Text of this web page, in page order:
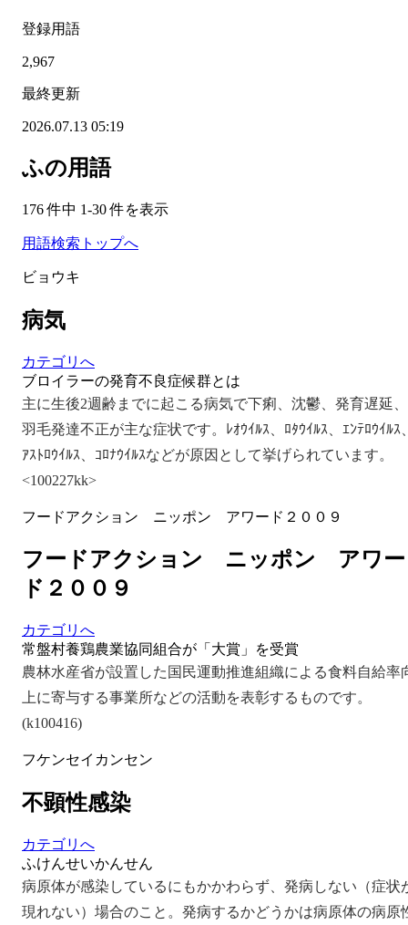
登録用語
2,967
最終更新
2026.07.13 05:19
ふの用語
176 件中 1-30 件を表示
用語検索トップへ
ビョウキ
病気
カテゴリへ
ブロイラーの発育不良症候群とは
主に生後2週齢までに起こる病気で下痢、沈鬱、発育遅延、
羽毛発達不正が主な症状です。ﾚｵｳｲﾙｽ、ﾛﾀｳｲﾙｽ、ｴﾝﾃﾛｳｲﾙｽ
ｱｽﾄﾛｳｲﾙｽ、ｺﾛﾅｳｲﾙｽなどが原因として挙げられています。
<100227kk>
フードアクション ニッポン アワード２００９
フードアクション ニッポン アワー
ド２００９
カテゴリへ
常盤村養鶏農業協同組合が「大賞」を受賞
農林水産省が設置した国民運動推進組織による食料自給率
上に寄与する事業所などの活動を表彰するものです。
(k100416)
フケンセイカンセン
不顕性感染
カテゴリへ
ふけんせいかんせん
病原体が感染しているにもかかわらず、発病しない（症状
現れない）場合のこと。発病するかどうかは病原体の病原